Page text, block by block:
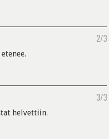
2/3
3/3
helvettiin.